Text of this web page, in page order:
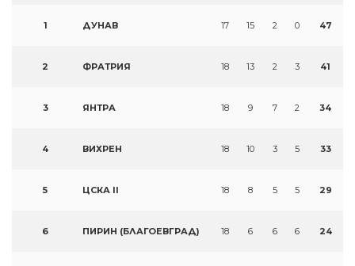
1 ДУНАВ 17 15 2 0 47
2 ФРАТРИЯ 18 13 2 3 41
3 ЯНТРА 18 9 7 2 34
4 ВИХРЕН 18 10 3 5 33
5 ЦСКА II 18 8 5 5 29
6 ПИРИН (БЛАГОЕВГРАД) 18 6 6 6 24